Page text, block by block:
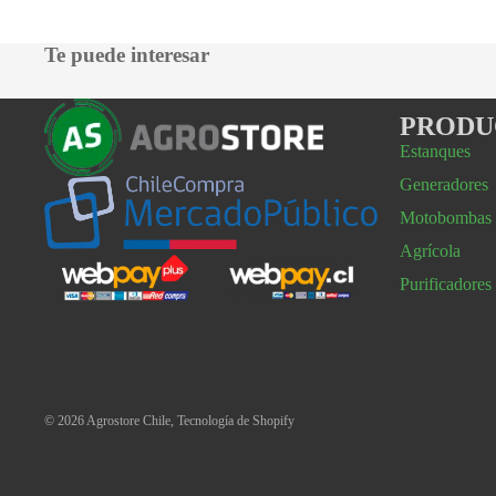
Te puede interesar
Estanques
Generadores
Motobombas
Agrícola
Purificadores
© 2026 Agrostore Chile Tecnología de Shopify